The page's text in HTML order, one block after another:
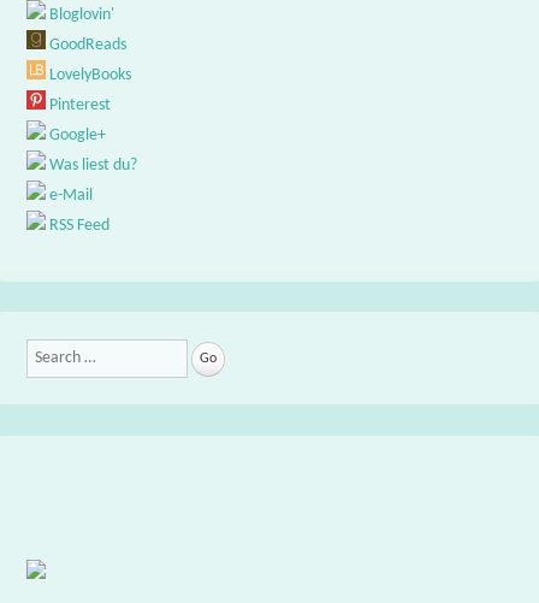
Bloglovin'
GoodReads
LovelyBooks
Pinterest
Google+
Was liest du?
e-Mail
RSS Feed
Search